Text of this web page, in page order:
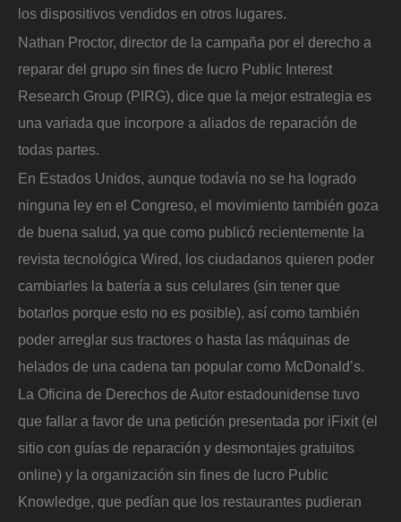
los dispositivos vendidos en otros lugares.
Nathan Proctor, director de la campaña por el derecho a
reparar del grupo sin fines de lucro Public Interest
Research Group (PIRG), dice que la mejor estrategia es
una variada que incorpore a aliados de reparación de
todas partes.
En Estados Unidos, aunque todavía no se ha logrado
ninguna ley en el Congreso, el movimiento también goza
de buena salud, ya que como publicó recientemente la
revista tecnológica Wired, los ciudadanos quieren poder
cambiarles la batería a sus celulares (sin tener que
botarlos porque esto no es posible), así como también
poder arreglar sus tractores o hasta las máquinas de
helados de una cadena tan popular como McDonald’s.
La Oficina de Derechos de Autor estadounidense tuvo
que fallar a favor de una petición presentada por iFixit (el
sitio con guías de reparación y desmontajes gratuitos
online) y la organización sin fines de lucro Public
Knowledge, que pedían que los restaurantes pudieran